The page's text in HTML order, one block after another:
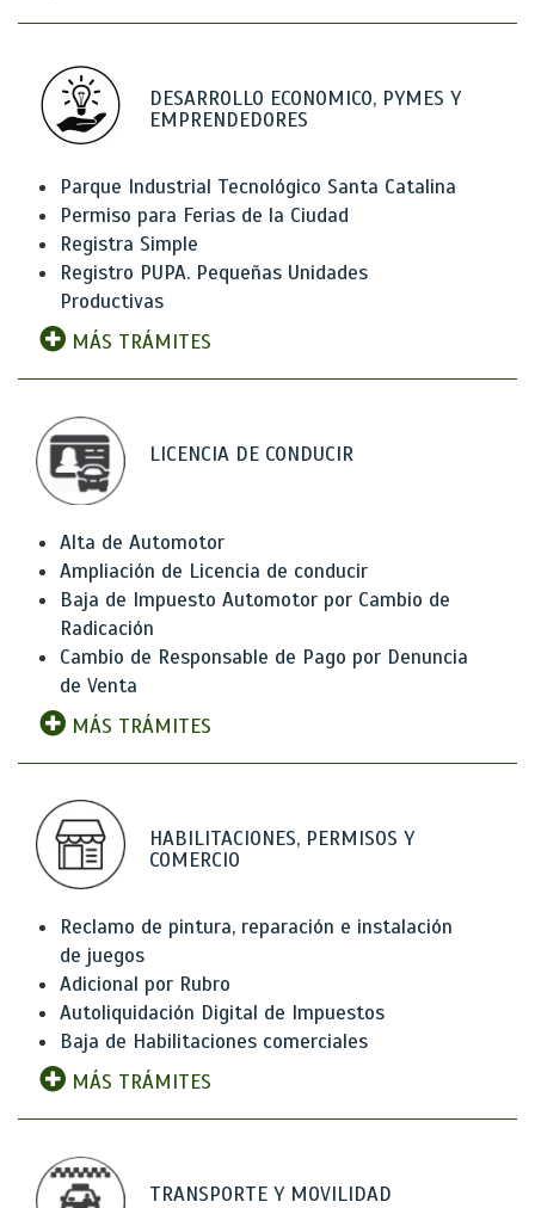
DESARROLLO ECONOMICO, PYMES Y
EMPRENDEDORES
Parque Industrial Tecnológico Santa Catalina
Permiso para Ferias de la Ciudad
Registra Simple
Registro PUPA. Pequeñas Unidades
Productivas
MÁS TRÁMITES
LICENCIA DE CONDUCIR
Alta de Automotor
Ampliación de Licencia de conducir
Baja de Impuesto Automotor por Cambio de
Radicación
Cambio de Responsable de Pago por Denuncia
de Venta
MÁS TRÁMITES
HABILITACIONES, PERMISOS Y
COMERCIO
Reclamo de pintura, reparación e instalación
de juegos
Adicional por Rubro
Autoliquidación Digital de Impuestos
Baja de Habilitaciones comerciales
MÁS TRÁMITES
TRANSPORTE Y MOVILIDAD